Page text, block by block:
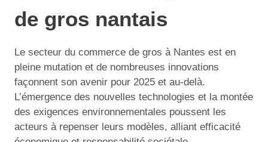
de gros nantais
Le secteur du commerce de gros à Nantes est en
pleine mutation et de nombreuses innovations
façonnent son avenir pour 2025 et au-delà.
L’émergence des nouvelles technologies et la montée
des exigences environnementales poussent les
acteurs à repenser leurs modèles, alliant efficacité